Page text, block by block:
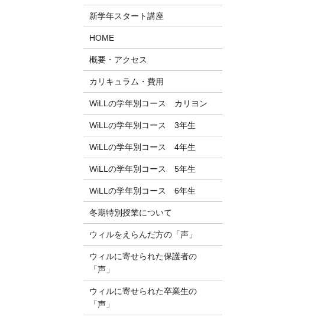
新学年スタート講座
HOME
概要・アクセス
カリキュラム・費用
WiLLの学年別コース カリヨン
WiLLの学年別コース 3年生
WiLLの学年別コース 4年生
WiLLの学年別コース 5年生
WiLLの学年別コース 6年生
冬期特別授業について
ウィルをえらんだ方の「声」
ウィルに寄せられた保護者の
「声」
ウィルに寄せられた卒業生の
「声」